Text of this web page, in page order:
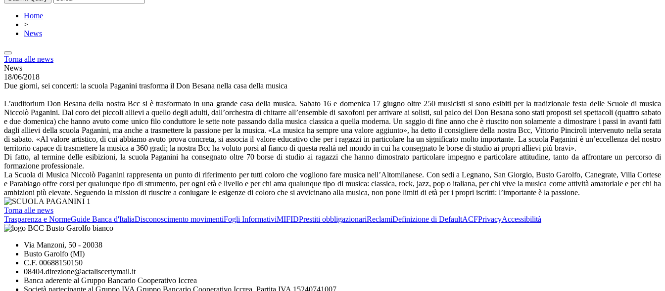
Home
>
News
Torna alle news
News
18/06/2018
Due giorni, sei concerti: la scuola Paganini trasforma il Don Besana nella casa della musica
L’auditorium Don Besana della nostra Bcc si è trasformato in una grande casa della musica. Sabato 16 e domenica 17 giugno oltre 250 musicisti si sono esibiti per la tradizionale festa delle Scuole di musica
Niccolò Paganini. Dal coro deipiccoli allievi a quello degli adulti, dall’orchestra di chitarre all’ensemble di saxofoni per arrivare ai solisti, sul palco del Don Besana sono stati proposti sei spettacoli (quattro sabato
e due domenica) che hanno avuto come unico filo conduttore le sette note passando dalla musica classica a quella moderna. Un saggio di fine anno che è riuscito non solamente a dimostrare i passi in avanti fatti
dagli allievi della scuola Paganini, ma anche a trasmettere la passione per la musica. «La musica ha sempre una valore aggiunto», ha detto il consigliere della nostra Bcc, Vittorio Pinciroli intervenuto nella serata
di sabato. «Al valore artistico, di cui abbiamo avuto prova concreta, si associa il valore educativo che per i ragazzi in particolare ha un significato molto importante. La scuola Paganini è un’eccellenza del nostro
territorio capace di trasmettere la musica a 360 gradi; la nostra Bcc ha voluto porsi al fianco di questa realtà nel mondo in cui ha consegnato le borse di studio ai propri allievi più bravi».
Di fatto, al termine delle esibizioni, la scuola Paganini ha consegnato oltre 70 borse di studio ai ragazzi che hanno dimostrato particolare impegno e particolare attitudine, tanto da affrontare un percorso di
formazione professionale.
La Scuola di Musica Niccolò Paganini rappresenta un punto di riferimento per tutti coloro che vogliono fare musica nell’Altomilanese. Con sedi a Legnano, San Giorgio, Busto Garolfo, Canegrate, Villa Cortese
e Parabiago offre corsi per qualunque tipo di strumento, per ogni età e livello e per chi ama qualunque tipo di musica: classica, rock, jazz, pop o italiana, per chi vive la musica come attività amatoriale e per chi ha
ambizioni più elevate. Seguendo la mission di riuscire a coniugare le esigenze di coloro che si avvicinano alla musica, non pone limiti di età per i propri iscritti: l’importante è la passione.
Torna alle news
Trasparenza e NormeGuide Banca d'ItaliaDisconoscimento movimentiFogli InformativiMIFIDPrestiti obbligazionariReclamiDefinizione di DefaultACFPrivacyAccessibilità
Via Manzoni, 50 - 20038
Busto Garolfo (MI)
C.F. 00688150150
08404.direzione@actaliscertymail.it
Banca aderente al Gruppo Bancario Cooperativo Iccrea
Società partecipante al Gruppo IVA Gruppo Bancario Cooperativo Iccrea, Partita IVA 15240741007